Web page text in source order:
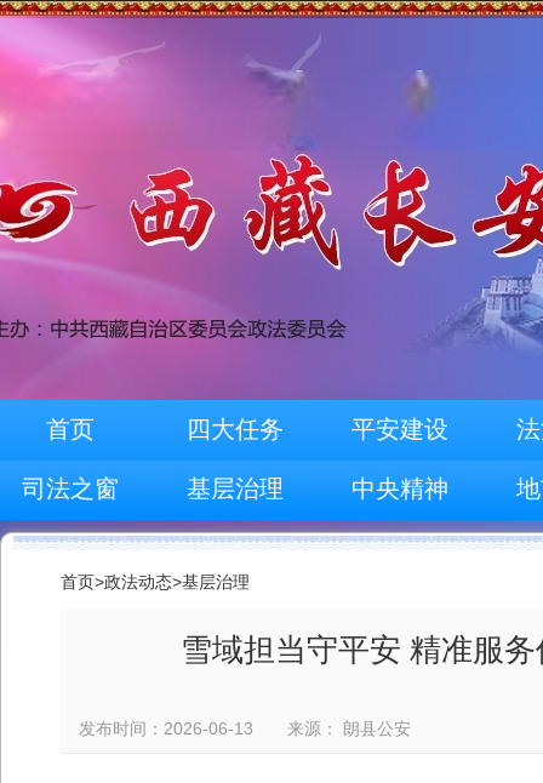
首页 四大任务 平安建设
司法之窗 基层治理 中央精神
首页>政法动态>基层治理
雪域担当守平安 精准服
发布时间：2026-06-13 来源： 朗县公安